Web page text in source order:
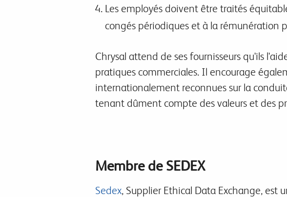
Les employés doivent être traités
congés périodiques et à la rémunération
Chrysal attend de ses fournisseurs qu'ils
pratiques commerciales. Il encourage
internationalement reconnues sur la
tenant dûment compte des valeurs et des
Membre de SEDEX
Sedex, Supplier Ethical Data Exchange,